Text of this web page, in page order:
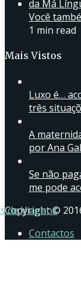
Você
1 min read
Mais Vistos
Luxo é…
três
A
por Ana
Se não
me pode
Copyright ©
de Viagens
Contactos